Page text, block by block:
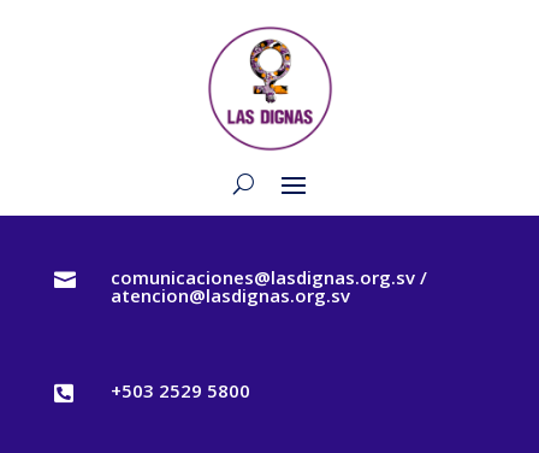
 comunicaciones@lasdignas.org.sv /
atencion@lasdignas.org.sv
 +503 2529 5800